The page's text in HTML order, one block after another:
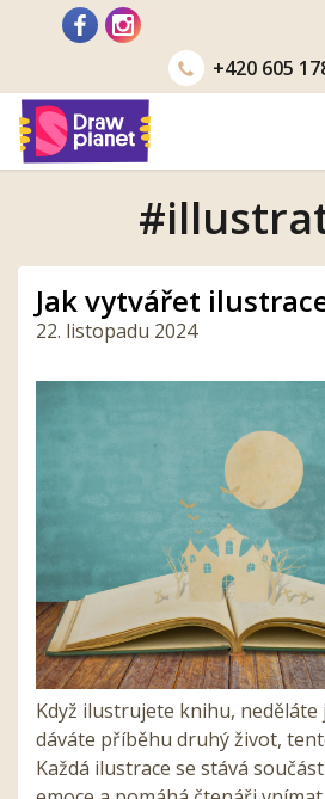
+420605
Jak vytvářet
22. listopadu 2024
Když ilustrujete knihu, neděláte
dáváte příběhu druhý život,
Každá ilustrace se stává